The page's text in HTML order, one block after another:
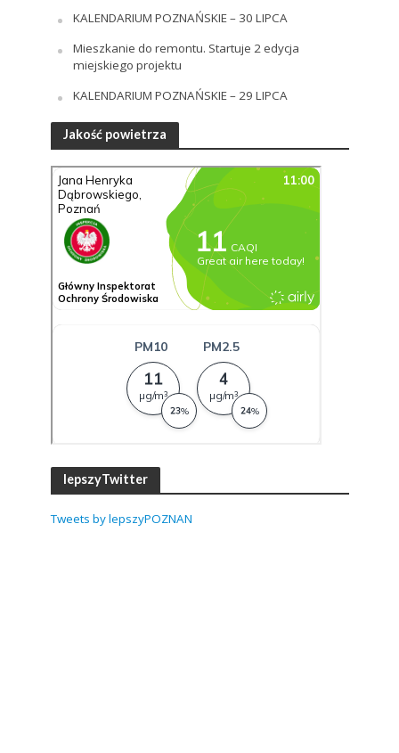
KALENDARIUM POZNAŃSKIE – 30 LIPCA
Mieszkanie do remontu. Startuje 2 edycja
miejskiego projektu
KALENDARIUM POZNAŃSKIE – 29 LIPCA
Jakość powietrza
lepszyTwitter
Tweets by lepszyPOZNAN